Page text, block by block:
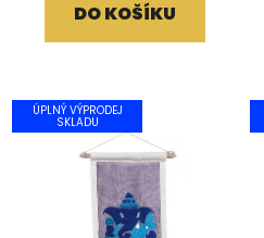
DO KOŠÍKU
ÚPLNÝ VÝPRODEJ
SKLADU